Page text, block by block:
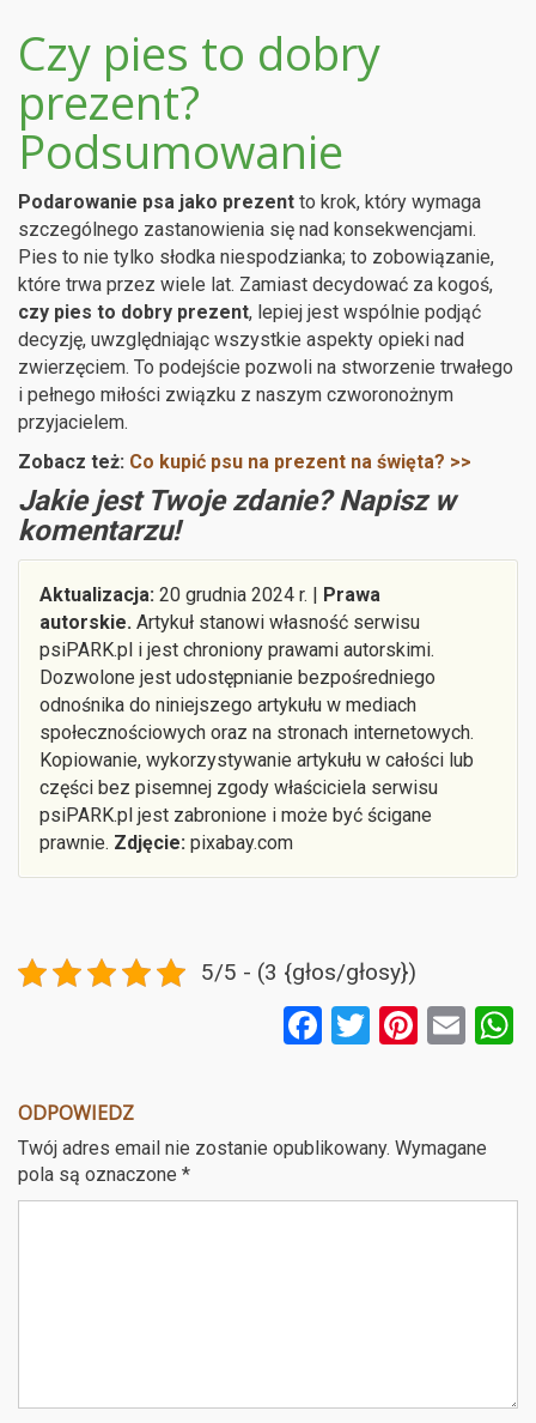
Czy pies to dobry
prezent?
Podsumowanie
Podarowanie psa jako prezent to krok, który wymaga
szczególnego zastanowienia się nad konsekwencjami.
Pies to nie tylko słodka niespodzianka; to zobowiązanie,
które trwa przez wiele lat. Zamiast decydować za kogoś,
czy pies to dobry prezent, lepiej jest wspólnie podjąć
decyzję, uwzględniając wszystkie aspekty opieki nad
zwierzęciem. To podejście pozwoli na stworzenie trwałego
i pełnego miłości związku z naszym czworonożnym
przyjacielem.
Zobacz też: Co kupić psu na prezent na święta? >>
Jakie jest Twoje zdanie? Napisz w
komentarzu!
Aktualizacja: 20 grudnia 2024 r. | Prawa
autorskie. Artykuł stanowi własność serwisu
psiPARK.pl i jest chroniony prawami autorskimi.
Dozwolone jest udostępnianie bezpośredniego
odnośnika do niniejszego artykułu w mediach
społecznościowych oraz na stronach internetowych.
Kopiowanie, wykorzystywanie artykułu w całości lub
części bez pisemnej zgody właściciela serwisu
psiPARK.pl jest zabronione i może być ścigane
prawnie. Zdjęcie: pixabay.com
5/5 - (3 {głos/głosy})
F
b
o
T
er
Pi
es
E
ODPOWIEDZ
Twój adres email nie zostanie opublikowany. Wymagane
pola są oznaczone *